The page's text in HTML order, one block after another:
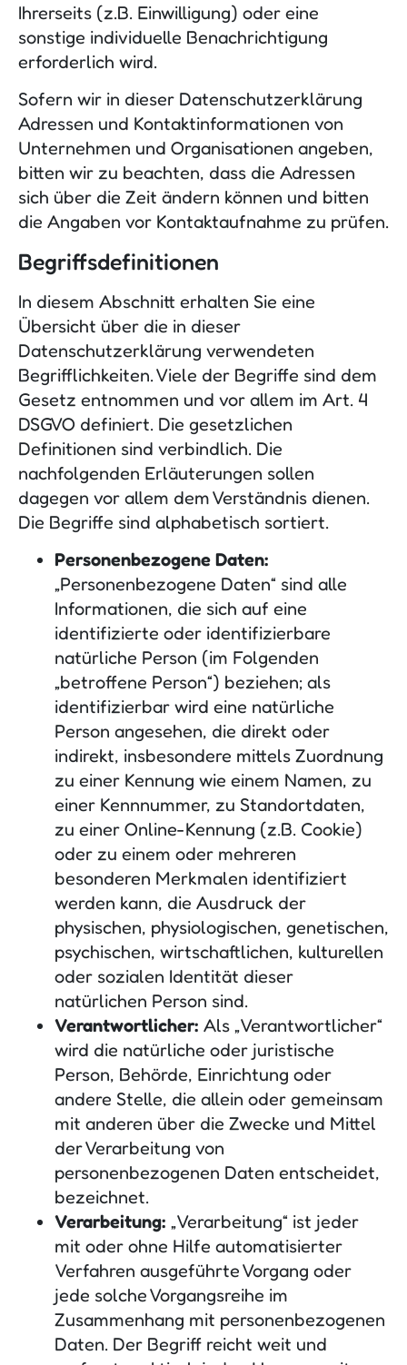
Ihrerseits (z.B. Einwilligung) oder eine
sonstige individuelle Benachrichtigung
erforderlich wird.
Sofern wir in dieser Datenschutzerklärung
Adressen und Kontaktinformationen von
Unternehmen und Organisationen angeben,
bitten wir zu beachten, dass die Adressen
sich über die Zeit ändern können und bitten
die Angaben vor Kontaktaufnahme zu prüfen.
Begriffsdefinitionen
In diesem Abschnitt erhalten Sie eine
Übersicht über die in dieser
Datenschutzerklärung verwendeten
Begrifflichkeiten. Viele der Begriffe sind dem
Gesetz entnommen und vor allem im Art. 4
DSGVO definiert. Die gesetzlichen
Definitionen sind verbindlich. Die
nachfolgenden Erläuterungen sollen
dagegen vor allem dem Verständnis dienen.
Die Begriffe sind alphabetisch sortiert.
Personenbezogene Daten:
„Personenbezogene Daten“ sind alle
Informationen, die sich auf eine
identifizierte oder identifizierbare
natürliche Person (im Folgenden
„betroffene Person“) beziehen; als
identifizierbar wird eine natürliche
Person angesehen, die direkt oder
indirekt, insbesondere mittels Zuordnung
zu einer Kennung wie einem Namen, zu
einer Kennnummer, zu Standortdaten,
zu einer Online-Kennung (z.B. Cookie)
oder zu einem oder mehreren
besonderen Merkmalen identifiziert
werden kann, die Ausdruck der
physischen, physiologischen, genetischen,
psychischen, wirtschaftlichen, kulturellen
oder sozialen Identität dieser
natürlichen Person sind.
Verantwortlicher: Als „Verantwortlicher“
wird die natürliche oder juristische
Person, Behörde, Einrichtung oder
andere Stelle, die allein oder gemeinsam
mit anderen über die Zwecke und Mittel
der Verarbeitung von
personenbezogenen Daten entscheidet,
bezeichnet.
Verarbeitung: „Verarbeitung“ ist jeder
mit oder ohne Hilfe automatisierter
Verfahren ausgeführte Vorgang oder
jede solche Vorgangsreihe im
Zusammenhang mit personenbezogenen
Daten. Der Begriff reicht weit und